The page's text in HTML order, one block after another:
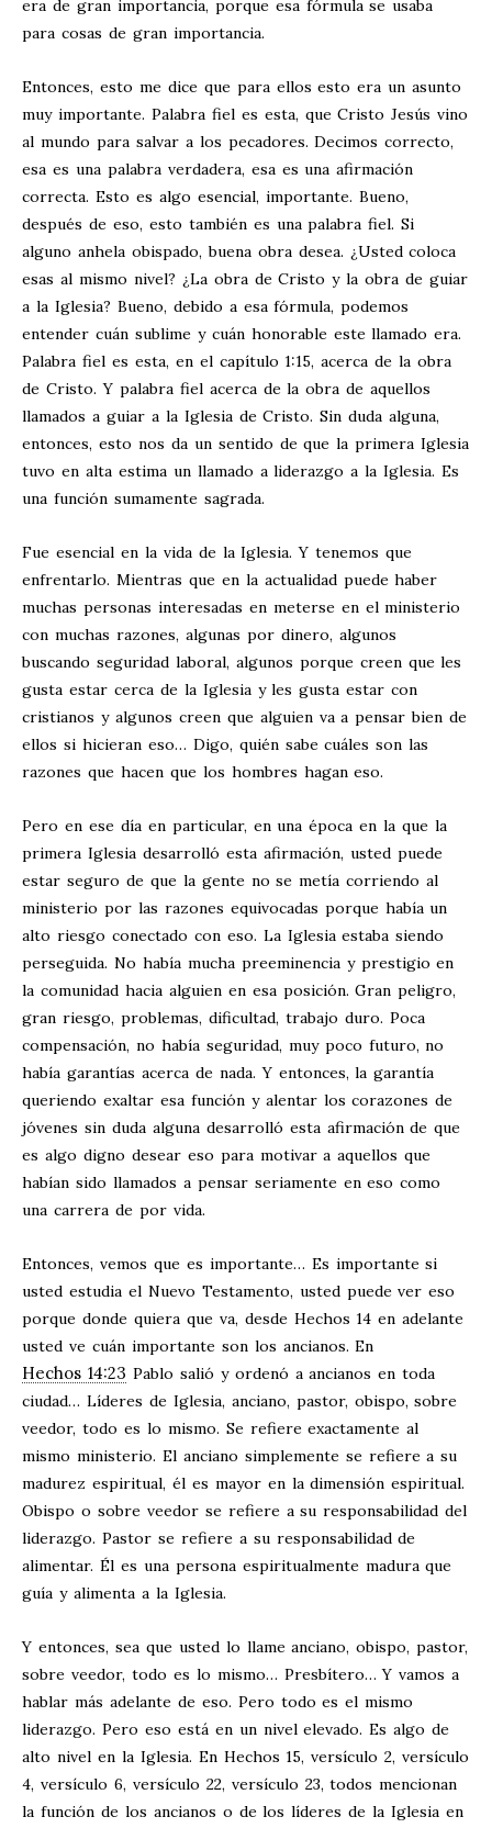
era de gran importancia, porque esa fórmula se usaba
para cosas de gran importancia.
Entonces, esto me dice que para ellos esto era un asunto
muy importante. Palabra fiel es esta, que Cristo Jesús vino
al mundo para salvar a los pecadores. Decimos correcto,
esa es una palabra verdadera, esa es una afirmación
correcta. Esto es algo esencial, importante. Bueno,
después de eso, esto también es una palabra fiel. Si
alguno anhela obispado, buena obra desea. ¿Usted coloca
esas al mismo nivel? ¿La obra de Cristo y la obra de guiar
a la Iglesia? Bueno, debido a esa fórmula, podemos
entender cuán sublime y cuán honorable este llamado era.
Palabra fiel es esta, en el capítulo 1:15, acerca de la obra
de Cristo. Y palabra fiel acerca de la obra de aquellos
llamados a guiar a la Iglesia de Cristo. Sin duda alguna,
entonces, esto nos da un sentido de que la primera Iglesia
tuvo en alta estima un llamado a liderazgo a la Iglesia. Es
una función sumamente sagrada.
Fue esencial en la vida de la Iglesia. Y tenemos que
enfrentarlo. Mientras que en la actualidad puede haber
muchas personas interesadas en meterse en el ministerio
con muchas razones, algunas por dinero, algunos
buscando seguridad laboral, algunos porque creen que les
gusta estar cerca de la Iglesia y les gusta estar con
cristianos y algunos creen que alguien va a pensar bien de
ellos si hicieran eso… Digo, quién sabe cuáles son las
razones que hacen que los hombres hagan eso.
Pero en ese día en particular, en una época en la que la
primera Iglesia desarrolló esta afirmación, usted puede
estar seguro de que la gente no se metía corriendo al
ministerio por las razones equivocadas porque había un
alto riesgo conectado con eso. La Iglesia estaba siendo
perseguida. No había mucha preeminencia y prestigio en
la comunidad hacia alguien en esa posición. Gran peligro,
gran riesgo, problemas, dificultad, trabajo duro. Poca
compensación, no había seguridad, muy poco futuro, no
había garantías acerca de nada. Y entonces, la garantía
queriendo exaltar esa función y alentar los corazones de
jóvenes sin duda alguna desarrolló esta afirmación de que
es algo digno desear eso para motivar a aquellos que
habían sido llamados a pensar seriamente en eso como
una carrera de por vida.
Entonces, vemos que es importante… Es importante si
usted estudia el Nuevo Testamento, usted puede ver eso
porque donde quiera que va, desde Hechos 14 en adelante
usted ve cuán importante son los ancianos. En
Hechos 14:23 Pablo salió y ordenó a ancianos en toda
ciudad… Líderes de Iglesia, anciano, pastor, obispo, sobre
veedor, todo es lo mismo. Se refiere exactamente al
mismo ministerio. El anciano simplemente se refiere a su
madurez espiritual, él es mayor en la dimensión espiritual.
Obispo o sobre veedor se refiere a su responsabilidad del
liderazgo. Pastor se refiere a su responsabilidad de
alimentar. Él es una persona espiritualmente madura que
guía y alimenta a la Iglesia.
Y entonces, sea que usted lo llame anciano, obispo, pastor,
sobre veedor, todo es lo mismo… Presbítero… Y vamos a
hablar más adelante de eso. Pero todo es el mismo
liderazgo. Pero eso está en un nivel elevado. Es algo de
alto nivel en la Iglesia. En Hechos 15, versículo 2, versículo
4, versículo 6, versículo 22, versículo 23, todos mencionan
la función de los ancianos o de los líderes de la Iglesia en